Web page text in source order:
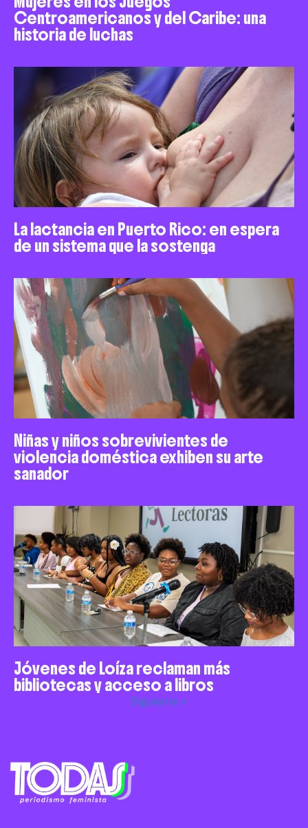
Centroamericanos y del Caribe: una
historia de luchas
La lactancia en Puerto Rico: en espera
de un sistema que la sostenga
Niñas y niños sobrevivientes de
violencia doméstica exhiben su arte
sanador
Jóvenes de Loíza reclaman más
bibliotecas y acceso a libros
Siguiente »